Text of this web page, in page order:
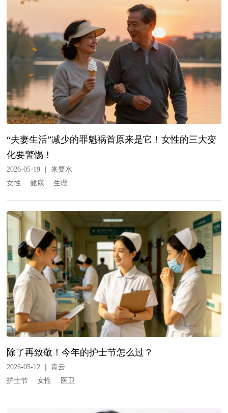
“夫妻生活”减少的罪魁祸首原来是它！女性的三大变
化要警惕！
2026-05-19
来要水
女性
健康 生理
除了再致敬！今年的护士节怎么过？
2026-05-12
青云
护士节
女性 医卫